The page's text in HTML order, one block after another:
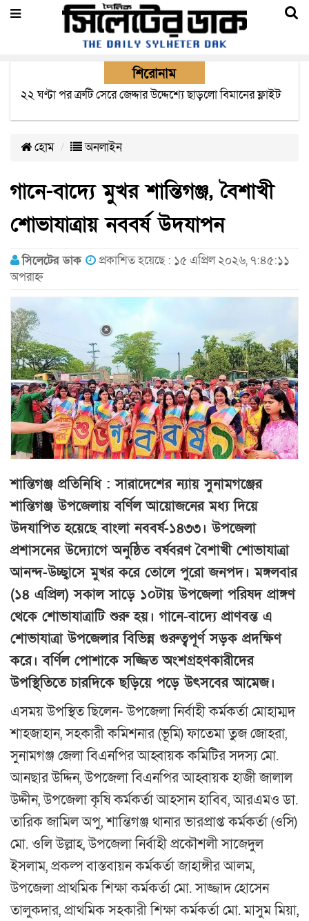
শিরোনাম
বাংলাদেশে এসে মার্কিন দূতের ভারতের হাই কমিশনারের সাথে
হোম অনলাইন
গানে-বাদ্যে মুখর শান্তিগঞ্জ, বৈশাখী
শোভাযাত্রায় নববর্ষ উদযাপন
সিলেটের ডাক
প্রকাশিত হয়েছে : ১৫ এপ্রিল ২০২৬, ৭:৪৫:১১
অপরাহ্ন
শান্তিগঞ্জ প্রতিনিধি : সারাদেশের ন্যায় সুনামগঞ্জের
শান্তিগঞ্জ উপজেলায় বর্ণিল আয়োজনের মধ্য দিয়ে
উদযাপিত হয়েছে বাংলা নববর্ষ-১৪৩৩। উপজেলা
প্রশাসনের উদ্যোগে অনুষ্ঠিত বর্ষবরণ বৈশাখী শোভাযাত্রা
আনন্দ-উচ্ছ্বাসে মুখর করে তোলে পুরো জনপদ। মঙ্গলবার
(১৪ এপ্রিল) সকাল সাড়ে ১০টায় উপজেলা পরিষদ প্রাঙ্গণ
থেকে শোভাযাত্রাটি শুরু হয়। গানে-বাদ্যে প্রাণবন্ত এ
শোভাযাত্রা উপজেলার বিভিন্ন গুরুত্বপূর্ণ সড়ক প্রদক্ষিণ
করে। বর্ণিল পোশাকে সজ্জিত অংশগ্রহণকারীদের
উপস্থিতিতে চারদিকে ছড়িয়ে পড়ে উৎসবের আমেজ।
এসময় উপস্থিত ছিলেন- উপজেলা নির্বাহী কর্মকর্তা মোহাম্মদ
শাহজাহান, সহকারী কমিশনার (ভূমি) ফাতেমা তুজ জোহরা,
সুনামগঞ্জ জেলা বিএনপির আহ্বায়ক কমিটির সদস্য মো.
আনছার উদ্দিন, উপজেলা বিএনপির আহ্বায়ক হাজী জালাল
উদ্দীন, উপজেলা কৃষি কর্মকর্তা আহসান হাবিব, আরএমও ডা.
তারিক জামিল অপু, শান্তিগঞ্জ থানার ভারপ্রাপ্ত কর্মকর্তা (ওসি)
মো. ওলি উল্লাহ, উপজেলা নির্বাহী প্রকৌশলী সাজেদুল
ইসলাম, প্রকল্প বাস্তবায়ন কর্মকর্তা জাহাঙ্গীর আলম,
উপজেলা প্রাথমিক শিক্ষা কর্মকর্তা মো. সাজ্জাদ হোসেন
তালুকদার, প্রাথমিক সহকারী শিক্ষা কর্মকর্তা মো. মাসুম মিয়া,